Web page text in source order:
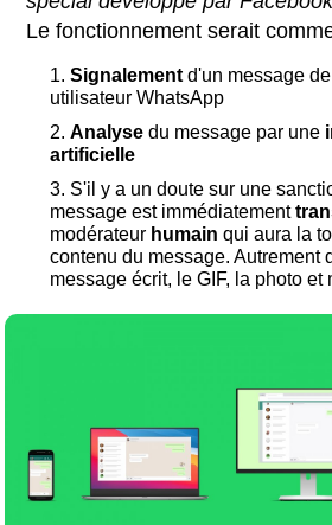
Le fonctionnement serait
Signalement d'un message
utilisateur WhatsApp
Analyse du message par une
artificielle
S'il y a un doute sur une
message est immédiatement
modérateur humain qui aura la
contenu du message. Autrement
message écrit, le GIF, la photo et